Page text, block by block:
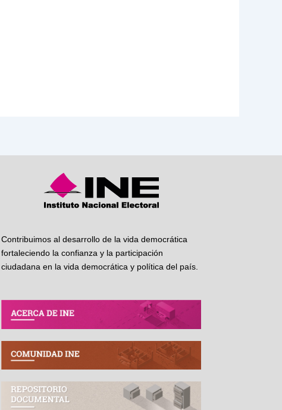
Contribuimos al desarrollo de la vida democrática
fortaleciendo la confianza y la participación
ciudadana en la vida democrática y política del país.